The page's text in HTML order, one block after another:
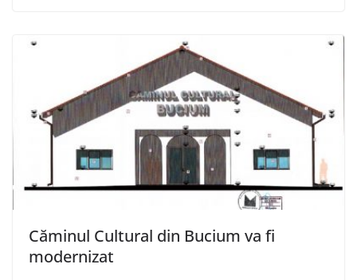
Căminul Cultural din Bucium va fi
modernizat